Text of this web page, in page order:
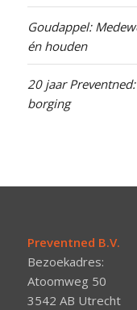
Goudappel:
én houden
20 jaar
borging
Preventned B.V.
Bezoekadres:
Atoomweg 50
3542 AB Utrecht